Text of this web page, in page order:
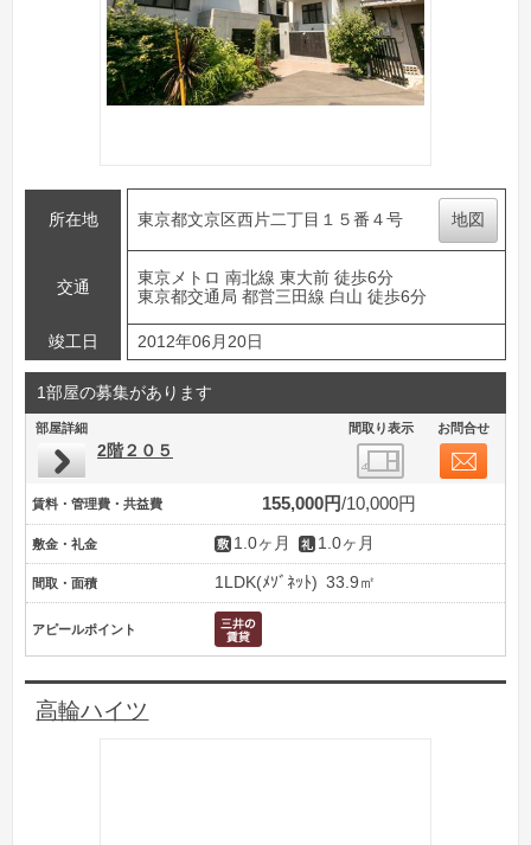
所在地 東京都文京区西片二丁目１５番４号 地図
交通
東京メトロ 南北線 東大前 徒歩6分
東京都交通局 都営三田線 白山 徒歩6分
竣工日 2012年06月20日
1部屋の募集があります
部屋詳細 間取り表示 お問合せ
2階２０５
賃料・管理費・共益費 155,000円 10,000円
敷金・礼金 1.0ヶ月 1.0ヶ月
間取・面積 1LDK(ﾒｿﾞﾈｯﾄ) 33.9㎡
アピールポイント
高輪ハイツ